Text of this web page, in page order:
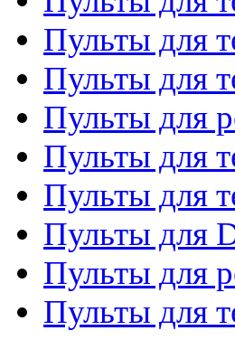
Пульты для
Пульты для
Пульты для
Пульты для
Пульты для
Пульты для
Пульты для
Пульты для